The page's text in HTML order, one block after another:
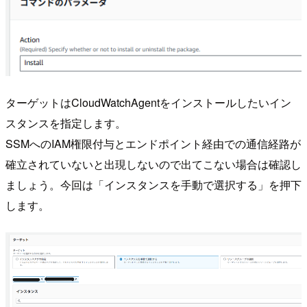
ターゲットはCloudWatchAgentをインストールしたいイン
スタンスを指定します。
SSMへのIAM権限付与とエンドポイント経由での通信経路が
確立されていないと出現しないので出てこない場合は確認し
ましょう。今回は「インスタンスを手動で選択する」を押下
します。